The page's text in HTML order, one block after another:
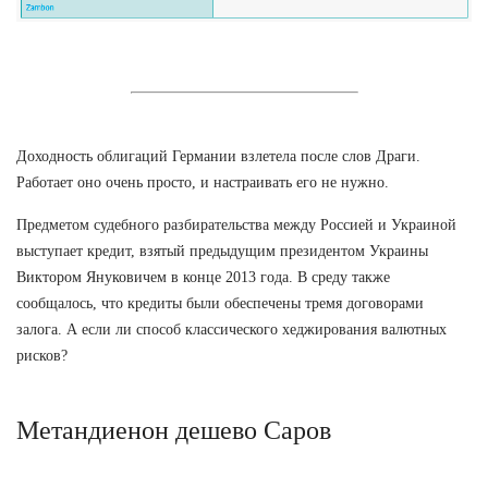
Доходность облигаций Германии взлетела после слов Драги.
Работает оно очень просто, и настраивать его не нужно.
Предметом судебного разбирательства между Россией и Украиной
выступает кредит, взятый предыдущим президентом Украины
Виктором Януковичем в конце 2013 года. В среду также
сообщалось, что кредиты были обеспечены тремя договорами
залога. А если ли способ классического хеджирования валютных
рисков?
Метандиенон дешево Саров